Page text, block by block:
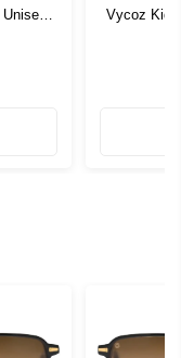
Vycoz Kids